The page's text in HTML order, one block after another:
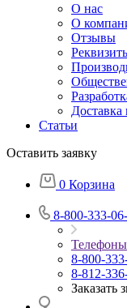
О нас
О
Отзывы
Доставка
Статьи
Оставить заявку
0 Корзина
8-800-333-
Телефоны
8-800-
8-812-
Заказать